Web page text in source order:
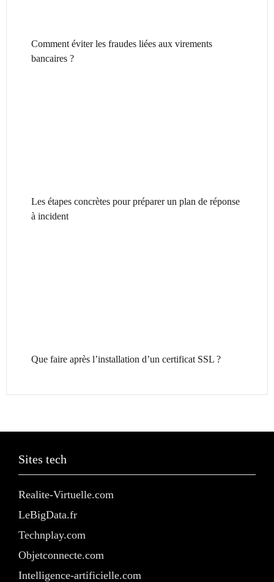
Comment éviter les fraudes liées aux virements
bancaires ?
Les étapes concrètes pour préparer un plan de réponse
à incident
Que faire après l’installation d’un certificat SSL ?
Sites tech
Realite-Virtuelle.com
LeBigData.fr
Technplay.com
Objetconnecte.com
Intelligence-artificielle.com